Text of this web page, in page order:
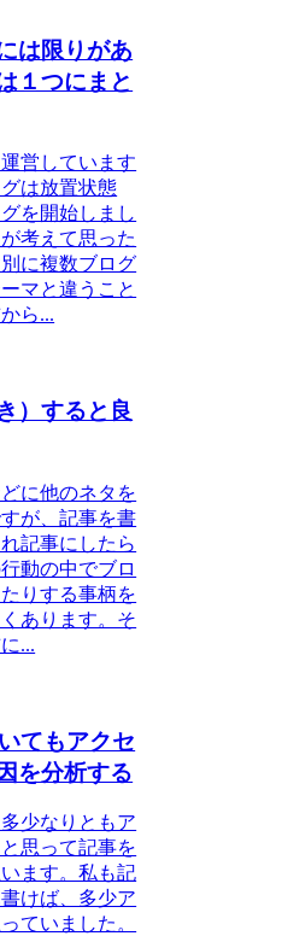
は限りがあ
１つにまと
営しています
は放置状態
を開始しまし
考えて思った
に複数ブログ
マと違うこと
ら...
）すると良
に他のネタを
が、記事を書
記事にしたら
動の中でブロ
りする事柄を
あります。そ
...
てもアクセ
を分析する
少なりともア
思って記事を
ます。私も記
けば、多少ア
ていました。